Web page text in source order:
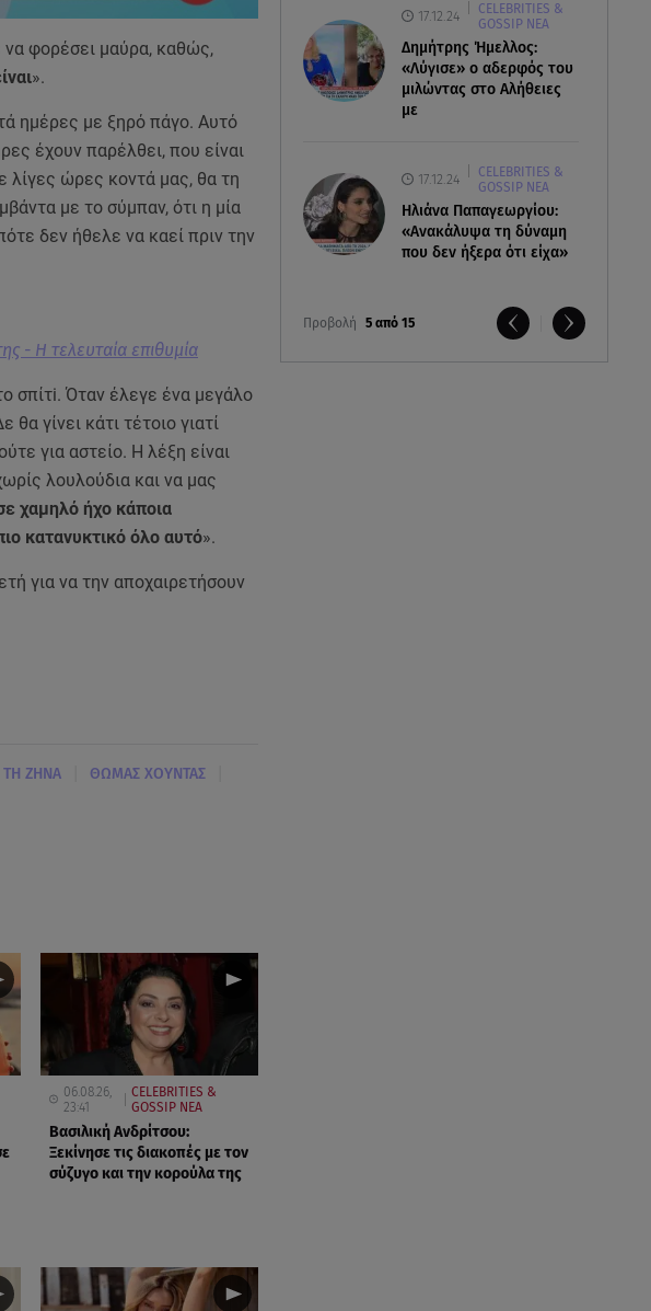
17.12.24
CELEBRITIES &
GOSSIP ΝΕΑ
Δημήτρης Ήμελλος:
«Λύγισε» ο αδερφός του
μιλώντας στο Αλήθειες
με
17.12.24
CELEBRITIES &
GOSSIP ΝΕΑ
Ηλιάνα Παπαγεωργίου:
«Ανακάλυψα τη δύναμη
που δεν ήξερα ότι είχα»
Προβολή 5 από 15
να φορέσει μαύρα, καθώς,
».
ημέρες με ξηρό πάγο. Αυτό
έχουν παρέλθει, που είναι
λίγες ώρες κοντά μας, θα τη
με το σύμπαν, ότι η μία
δεν ήθελε να καεί πριν την
- Η τελευταία επιθυμία
σπίτi. Όταν έλεγε ένα μεγάλο
γίνει κάτι τέτοιο γιατί
για αστείο. Η λέξη είναι
λουλούδια και να μας
χαμηλό ήχο κάποια
κατανυκτικό όλο αυτό».
για να την αποχαιρετήσουν
ΤΗ ΖΗΝΑ ΘΩΜΑΣ ΧΟΥΝΤΑΣ
06.08.26,
23:41
CELEBRITIES &
GOSSIP ΝΕΑ
Βασιλική Ανδρίτσου:
Ξεκίνησε τις διακοπές με τον
σύζυγο και την κορούλα της